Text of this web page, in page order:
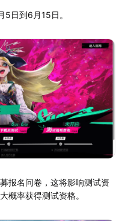
5日到6月15日。
报名问卷，这将影响测试资
概率获得测试资格。